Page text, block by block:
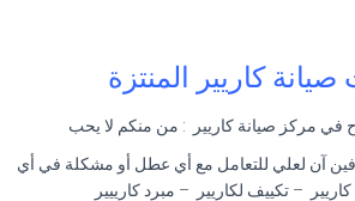
كاريير المنتزة
في مركز صيانة كاريير : من منكم لا يحب
آن لعلي للتعامل مع أي عطل أو مشكلة في أي
– تكييف لكاريير – مبرد كارييير